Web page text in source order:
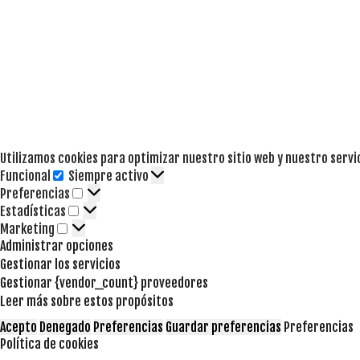
Utilizamos cookies para optimizar nuestro sitio web y nuestro
Funcional
Funcional
Siempre activo
Preferencias
Preferencias
Estadísticas Estadísticas
Marketing Marketing
Administrar opciones
Gestionar los servicios
Gestionar {vendor_count} proveedores
Leer más sobre estos propósitos
Acepto Denegado Preferencias Guardar preferencias Preferencias
Política de cookies